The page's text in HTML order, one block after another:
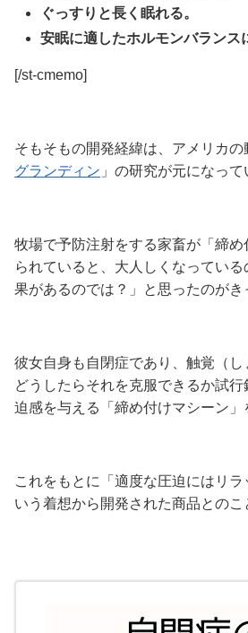
ぐっすりと長く眠れる。
安眠に適したホルモンバランス
[/st-cmemo]
そもそもの開発経緯は、アメリカの
グランディン 」の研究が元になって
牧場で予防注射をする家畜が「締
られていると、大人しくなってい
果があるのでは？」と思ったのがき
彼女自身も自閉症であり、触覚（し
どうしたらそれを克服できるか試
迫感を与える「締め付けマシーン」
これをもとに 「適度な圧迫にはリ
いう着想から開発された商品とのこ